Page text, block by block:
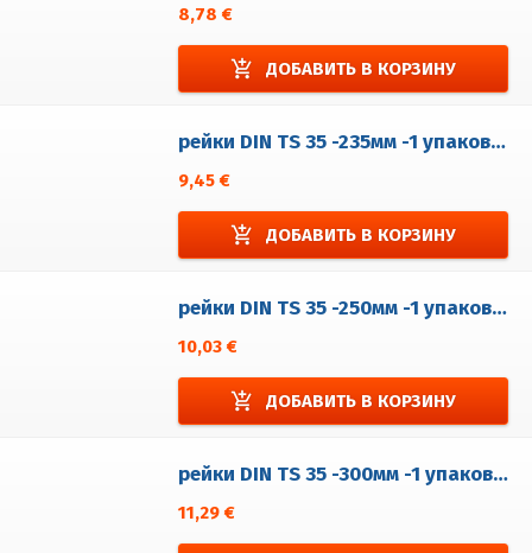
8,78 €
add_shopping_cart ДОБАВИТЬ В КОРЗИНУ
рейки DIN TS 35 -235мм -1 упаковка = 5 шт.
9,45 €
add_shopping_cart ДОБАВИТЬ В КОРЗИНУ
рейки DIN TS 35 -250мм -1 упаковка = 5 шт.
10,03 €
add_shopping_cart ДОБАВИТЬ В КОРЗИНУ
рейки DIN TS 35 -300мм -1 упаковка = 5 шт.
11,29 €